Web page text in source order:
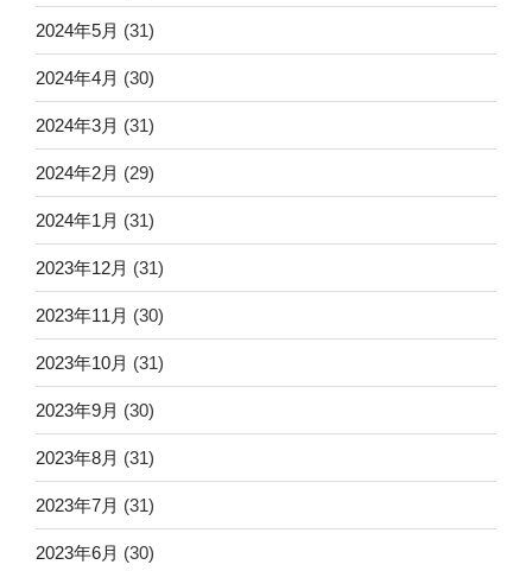
2024年5月 (31)
2024年4月 (30)
2024年3月 (31)
2024年2月 (29)
2024年1月 (31)
2023年12月 (31)
2023年11月 (30)
2023年10月 (31)
2023年9月 (30)
2023年8月 (31)
2023年7月 (31)
2023年6月 (30)